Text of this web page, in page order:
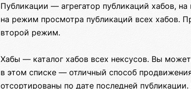
Публикации — агрегатор публикаций хабов,
на режим просмотра публикаций всех хабов.
второй режим.
Хабы — каталог хабов всех нексусов. Вы
в этом списке — отличный способ
отсортированы по дате последней